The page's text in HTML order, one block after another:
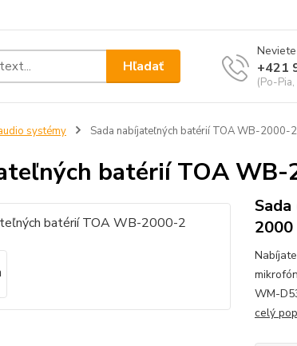
Hľadať +421
(Po-
systémy Sada nabíjateľných batérií TOA WB-2000-2
batérií TOA
2000
WM-
celý